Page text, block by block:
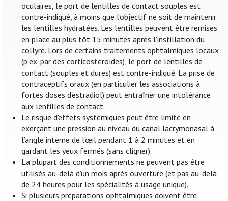
oculaires, le port de lentilles de contact souples est
contre-indiqué, à moins que l’objectif ne soit de maintenir
les lentilles hydratées. Les lentilles peuvent être remises
en place au plus tôt 15 minutes après l’instillation du
collyre. Lors de certains traitements ophtalmiques locaux
(p.ex. par des corticostéroïdes), le port de lentilles de
contact (souples et dures) est contre-indiqué. La prise de
contraceptifs oraux (en particulier les associations à
fortes doses d'estradiol) peut entraîner une intolérance
aux lentilles de contact.
Le risque d'effets systémiques peut être limité en
exerçant une pression au niveau du canal lacrymonasal à
l’angle interne de l’œil pendant 1 à 2 minutes et en
gardant les yeux fermés (sans cligner).
La plupart des conditionnements ne peuvent pas être
utilisés au-delà d'un mois après ouverture (et pas au-delà
de 24 heures pour les spécialités à usage unique).
Si plusieurs préparations ophtalmiques doivent être